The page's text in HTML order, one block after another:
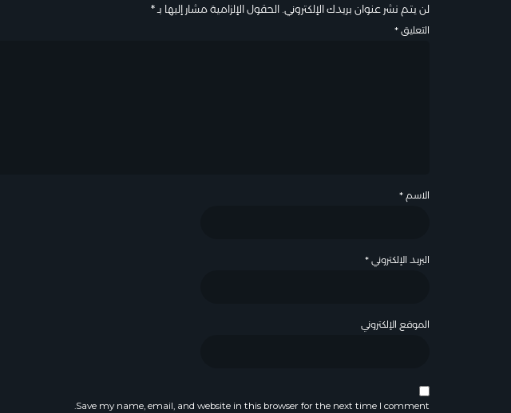
لن يتم نشر عنوان بريدك الإلكتروني. الحقول الإلزامية مشار إليها بـ *
التعليق *
الاسم *
البريد الإلكتروني *
الموقع الإلكتروني
Save my name, email, and website in this browser for the next time I comment.